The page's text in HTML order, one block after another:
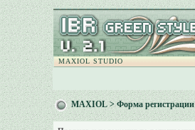
MAXIOL STUDIO
MAXIOL> Форма регистрации